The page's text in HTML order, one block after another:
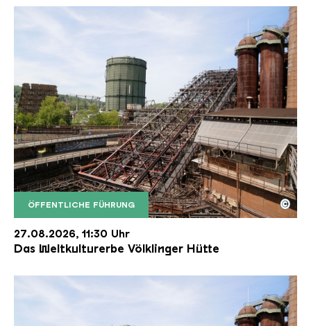
ÖFFENTLICHE FÜHRUNG
Der Erzschrägaufzug der Völklinger Hütte mit
Copyright: Weltkulturerbe Völklinger Hütte | Karl
©
27.08.2026, 11:30 Uhr
Das Weltkulturerbe Völklinger Hütte